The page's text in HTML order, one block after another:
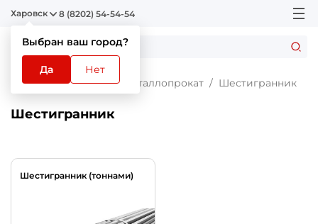
Харовск
Выбран ваш город?
Да Нет
8 (8202) 54-54-54
Главная Каталог Металлопрокат Шестигранник
Шестигранник
Шестигранник (тоннами)